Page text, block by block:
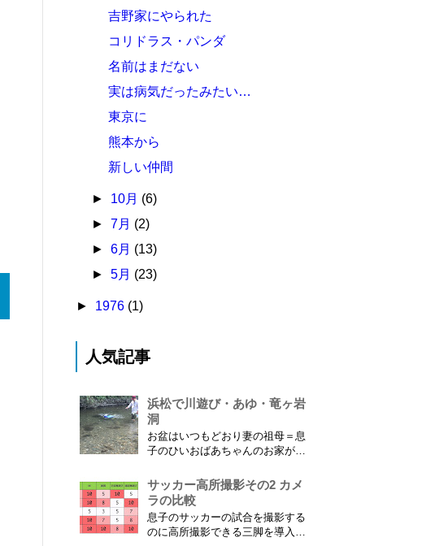
吉野家にやられた
コリドラス・パンダ
名前はまだない
実は病気だったみたい…
東京に
熊本から
新しい仲間
► 10月 (6)
►7月 (2)
►6月 (13)
►5月 (23)
► 1976 (1)
人気記事
浜松で川遊び・あゆ・竜ヶ岩
洞
お盆はいつもどおり妻の祖母＝息
子のひいおばあちゃんのお家があ
ばあちゃんがご健在なのはとって
もありがたいことです。 5歳vs88
歳 ひいおばあちゃんとの対決！
カモノハシ通信3 神宮寺川で水遊
び、下の方に動画も付けてます
サッカー高所撮影その2 カメ
ラの比較
息子のサッカーの試合を撮影する
のに高所撮影できる三脚を導入し